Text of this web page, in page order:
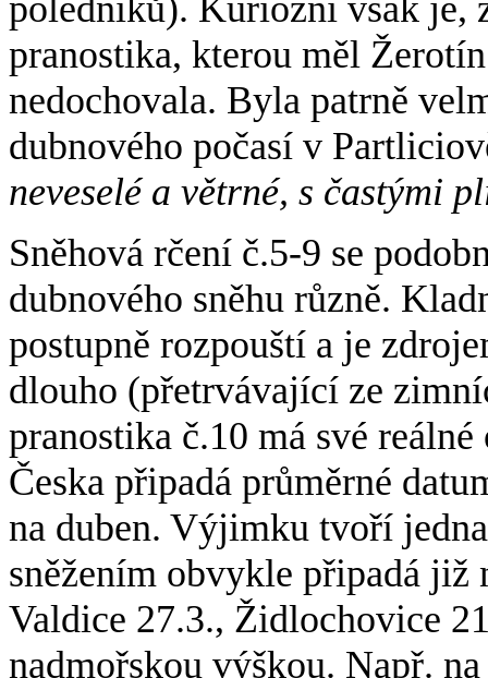
pranostika, kterou měl
nedochovala. Byla patrně
dubnového počasí v
neveselé a větrné, s častými
Sněhová rčení č.5-9 se
dubnového sněhu různě.
postupně rozpouští a je
dlouho (přetrvávající ze
pranostika č.10 má své
Česka připadá průměrné
na duben. Výjimku tvoří
sněžením obvykle připadá již
Valdice 27.3., Židlochovice
nadmořskou výškou. Např.